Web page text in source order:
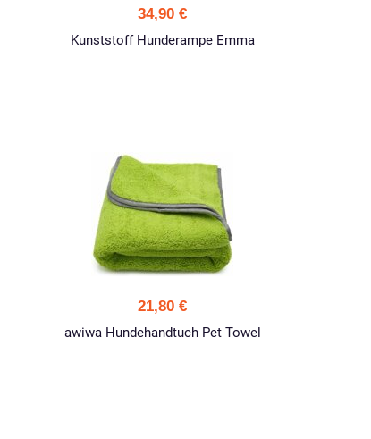
34,90 €
Kunststoff Hunderampe Emma
21,80 €
awiwa Hundehandtuch Pet Towel